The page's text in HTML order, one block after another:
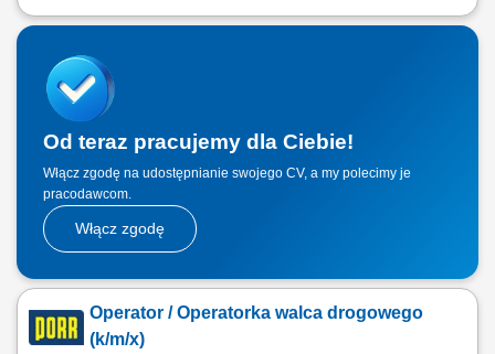
Opis stanowiska: Realizowanie zadań związanych z budową i
wielozadaniowych nośników osprzętu podczas prowadzenia prac
placowych i terenowych. Przeprowadzanie bezpiecznych rozładunków
palet oraz sprawny transport materiałów na terenie...
Od teraz pracujemy dla Ciebie!
Włącz zgodę na udostępnianie swojego CV, a my polecimy je
pracodawcom.
Włącz zgodę
Operator / Operatorka walca drogowego
(k/m/x)